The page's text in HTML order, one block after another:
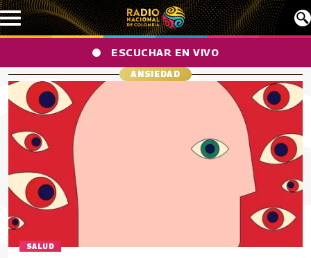
Pasar al contenido principal
ESCUCHAR EN VIVO
ANSIEDAD
SALUD